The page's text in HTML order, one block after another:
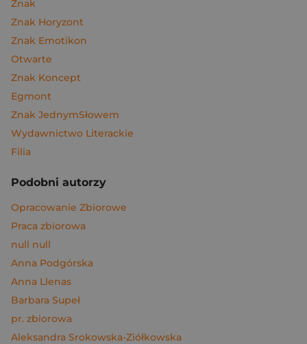
Znak
Znak Horyzont
Znak Emotikon
Otwarte
Znak Koncept
Egmont
Znak JednymSłowem
Wydawnictwo Literackie
Filia
Podobni autorzy
Opracowanie Zbiorowe
Praca zbiorowa
null null
Anna Podgórska
Anna Llenas
Barbara Supeł
pr. zbiorowa
Aleksandra Srokowska-Ziółkowska